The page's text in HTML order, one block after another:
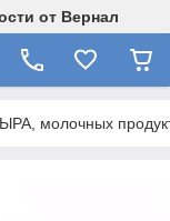
от Вернал
молочных